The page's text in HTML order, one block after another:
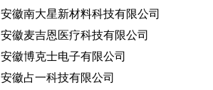
安徽南大星新材料科技有限公司
安徽麦吉恩医疗科技有限公司
安徽博克士电子有限公司
安徽占一科技有限公司